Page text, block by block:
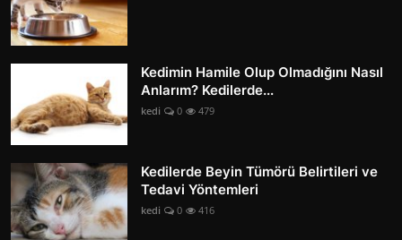
Kedimin Hamile Olup Olmadığını Nasıl
Anlarım? Kedilerde...
kedi 0 479
Kedilerde Beyin Tümörü Belirtileri ve
Tedavi Yöntemleri
kedi 0 416